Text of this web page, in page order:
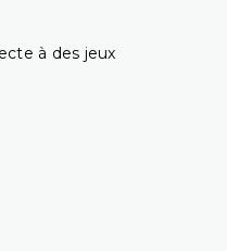
à des jeux